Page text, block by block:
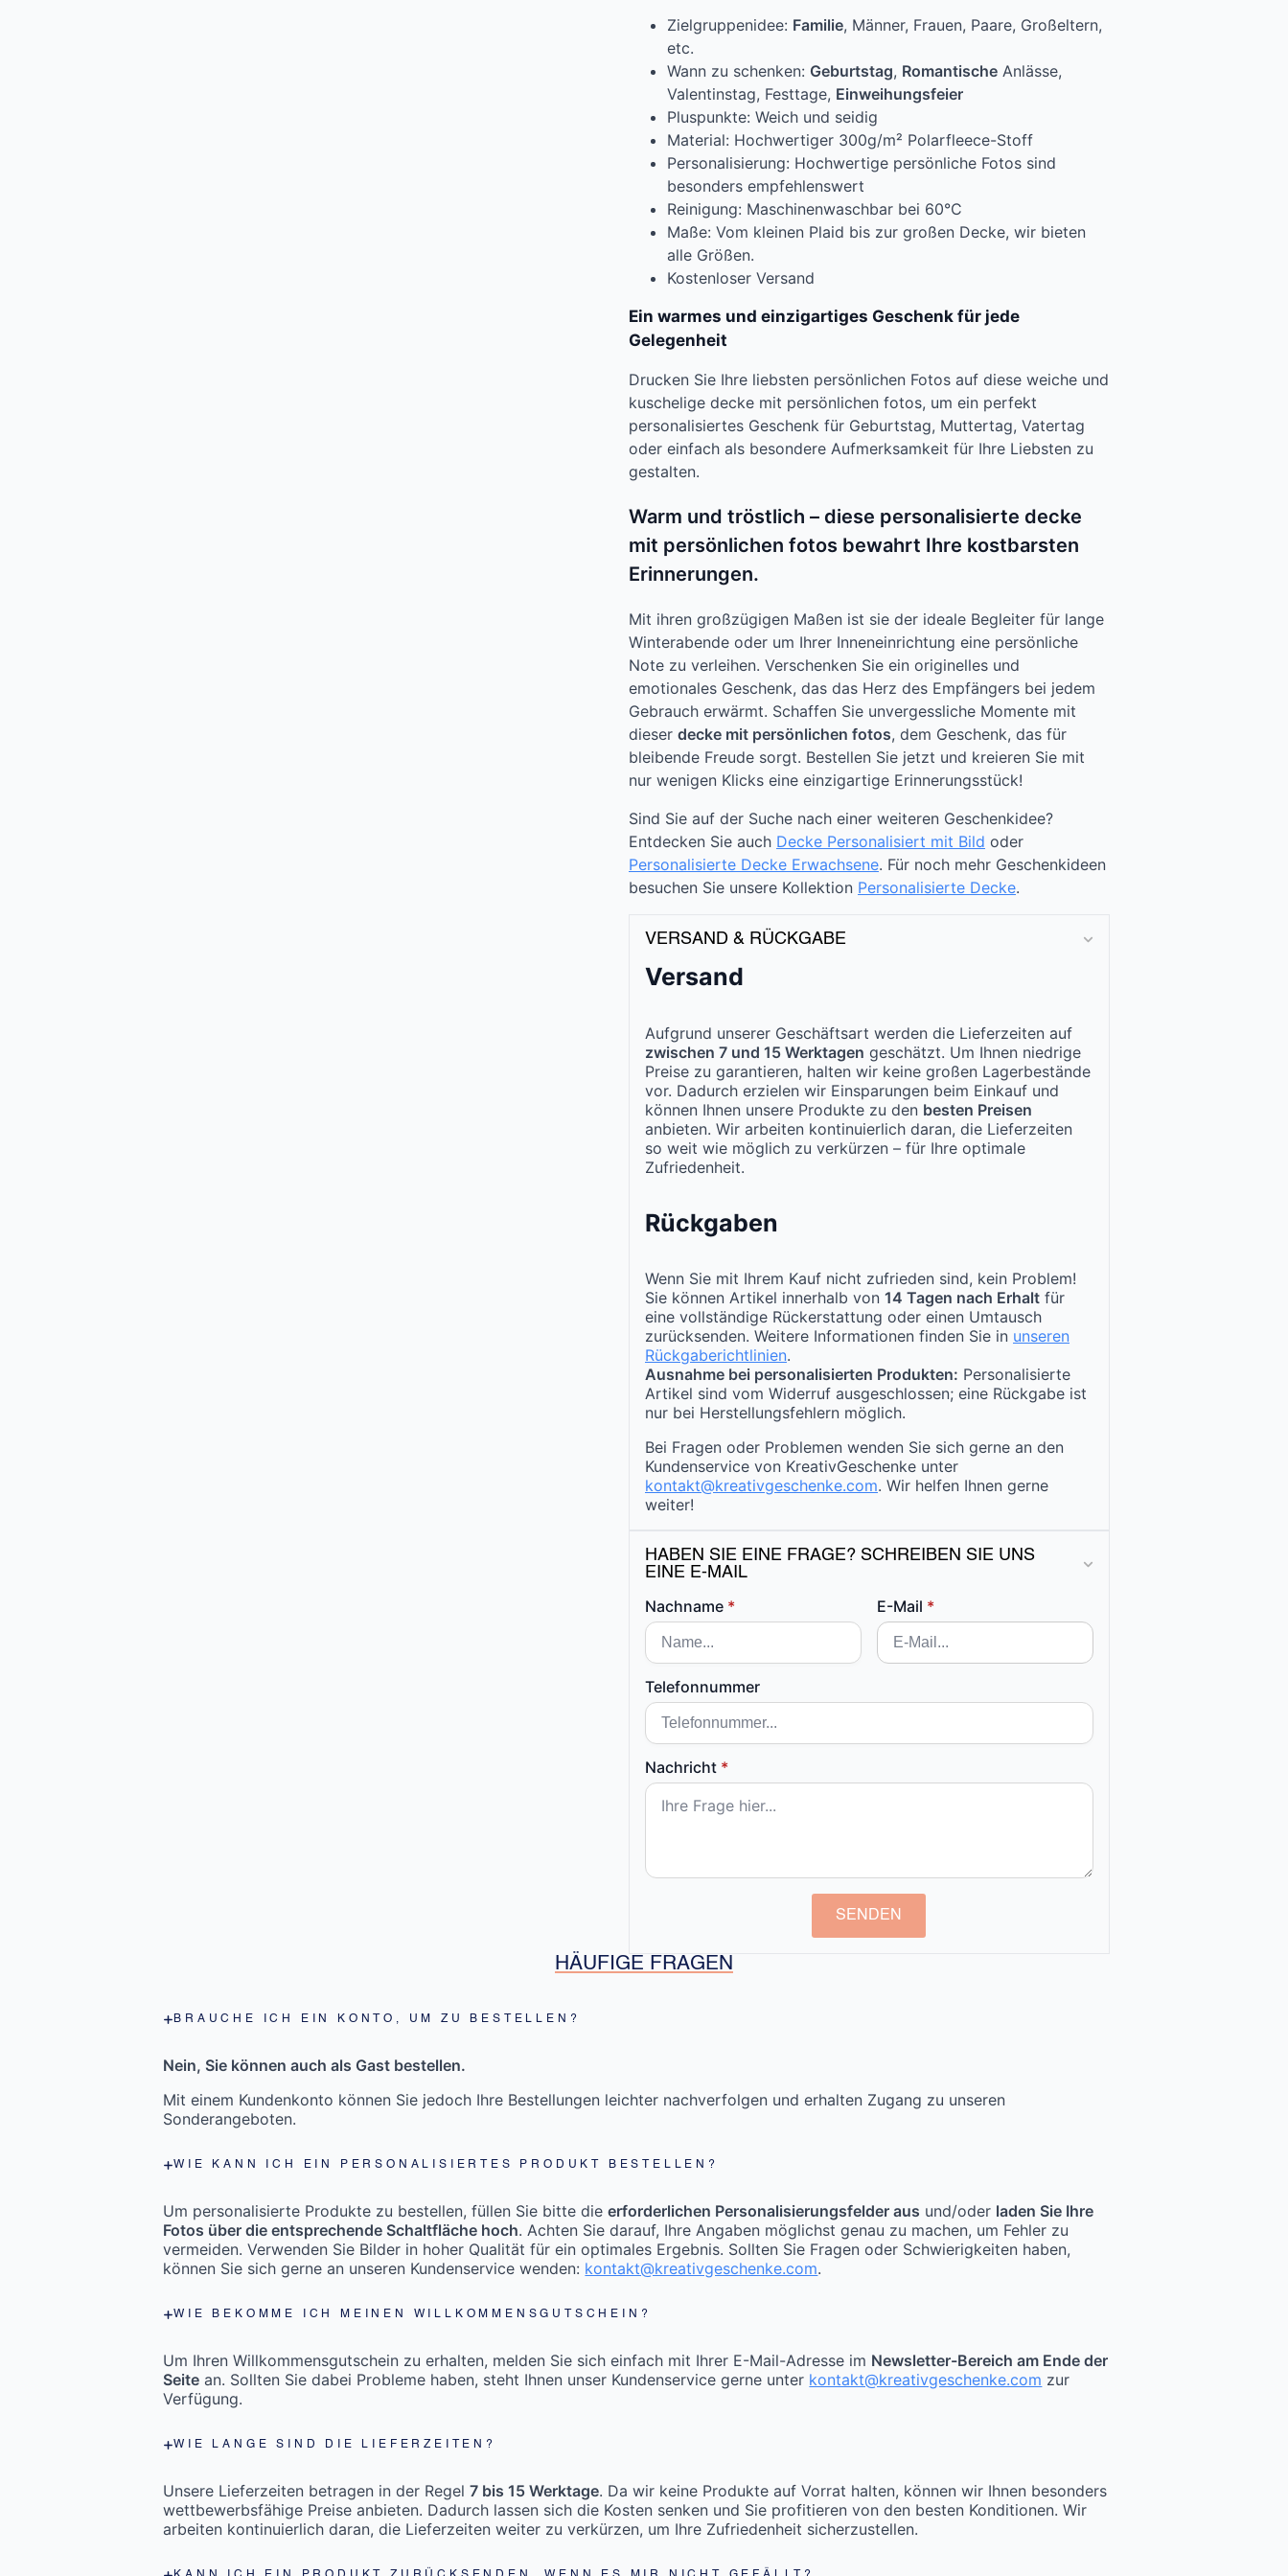
Zielgruppenidee: Familie, Männer, Frauen, Paare, Großeltern,
etc.
Wann zu schenken: Geburtstag, Romantische Anlässe,
Valentinstag, Festtage, Einweihungsfeier
Pluspunkte: Weich und seidig
Material: Hochwertiger 300g/m² Polarfleece-Stoff
Personalisierung: Hochwertige persönliche Fotos sind
besonders empfehlenswert
Reinigung: Maschinenwaschbar bei 60°C
Maße: Vom kleinen Plaid bis zur großen Decke, wir bieten
alle Größen.
Kostenloser Versand
Ein warmes und einzigartiges Geschenk für jede
Gelegenheit
Drucken Sie Ihre liebsten persönlichen Fotos auf diese weiche und
kuschelige decke mit persönlichen fotos, um ein perfekt
personalisiertes Geschenk für Geburtstag, Muttertag, Vatertag
oder einfach als besondere Aufmerksamkeit für Ihre Liebsten zu
gestalten.
Warm und tröstlich – diese personalisierte decke
mit persönlichen fotos bewahrt Ihre kostbarsten
Erinnerungen.
Mit ihren großzügigen Maßen ist sie der ideale Begleiter für lange
Winterabende oder um Ihrer Inneneinrichtung eine persönliche
Note zu verleihen. Verschenken Sie ein originelles und
emotionales Geschenk, das das Herz des Empfängers bei jedem
Gebrauch erwärmt. Schaffen Sie unvergessliche Momente mit
dieser decke mit persönlichen fotos, dem Geschenk, das für
bleibende Freude sorgt. Bestellen Sie jetzt und kreieren Sie mit
nur wenigen Klicks eine einzigartige Erinnerungsstück!
Sind Sie auf der Suche nach einer weiteren Geschenkidee?
Entdecken Sie auch Decke Personalisiert mit Bild oder
Personalisierte Decke Erwachsene. Für noch mehr Geschenkideen
besuchen Sie unsere Kollektion Personalisierte Decke.
VERSAND & RÜCKGABE
Versand
Aufgrund unserer Geschäftsart werden die Lieferzeiten auf
zwischen 7 und 15 Werktagen geschätzt. Um Ihnen niedrige
Preise zu garantieren, halten wir keine großen Lagerbestände
vor. Dadurch erzielen wir Einsparungen beim Einkauf und
können Ihnen unsere Produkte zu den besten Preisen
anbieten. Wir arbeiten kontinuierlich daran, die Lieferzeiten
so weit wie möglich zu verkürzen – für Ihre optimale
Zufriedenheit.
Rückgaben
Wenn Sie mit Ihrem Kauf nicht zufrieden sind, kein Problem!
Sie können Artikel innerhalb von 14 Tagen nach Erhalt für
eine vollständige Rückerstattung oder einen Umtausch
zurücksenden. Weitere Informationen finden Sie in unseren
Rückgaberichtlinien.
Ausnahme bei personalisierten Produkten: Personalisierte
Artikel sind vom Widerruf ausgeschlossen; eine Rückgabe ist
nur bei Herstellungsfehlern möglich.
Bei Fragen oder Problemen wenden Sie sich gerne an den
Kundenservice von KreativGeschenke unter
kontakt@kreativgeschenke.com. Wir helfen Ihnen gerne
weiter!
HABEN SIE EINE FRAGE? SCHREIBEN SIE UNS
EINE E-MAIL
Nachname * E-Mail *
Telefonnummer
Nachricht *
SENDEN
HÄUFIGE FRAGEN
BRAUCHE ICH EIN KONTO, UM ZU BESTELLEN?
Nein, Sie können auch als Gast bestellen.
Mit einem Kundenkonto können Sie jedoch Ihre Bestellungen leichter nachverfolgen und erhalten Zugang zu unseren
Sonderangeboten.
WIE KANN ICH EIN PERSONALISIERTES PRODUKT BESTELLEN?
Um personalisierte Produkte zu bestellen, füllen Sie bitte dieerforderlichen Personalisierungsfelder aus und/oder laden Sie Ihre
Fotos über die entsprechende Schaltfläche hoch. Achten Sie darauf, Ihre Angaben möglichst genau zu machen, um Fehler zu
vermeiden. Verwenden Sie Bilder in hoher Qualität für ein optimales Ergebnis. Sollten Sie Fragen oder Schwierigkeiten haben,
können Sie sich gerne an unseren Kundenservice wenden: kontakt@kreativgeschenke.com.
WIE BEKOMME ICH MEINEN WILLKOMMENSGUTSCHEIN?
Um Ihren Willkommensgutschein zu erhalten, melden Sie sich einfach mit Ihrer E-Mail-Adresse im Newsletter-Bereich am Ende der
Seite an. Sollten Sie dabei Probleme haben, steht Ihnen unser Kundenservice gerne unter kontakt@kreativgeschenke.com zur
Verfügung.
WIE LANGE SIND DIE LIEFERZEITEN?
Unsere Lieferzeiten betragen in der Regel7 bis 15 Werktage. Da wir keine Produkte auf Vorrat halten, können wir Ihnen besonders
wettbewerbsfähige Preise anbieten. Dadurch lassen sich die Kosten senken und Sie profitieren von den besten Konditionen. Wir
arbeiten kontinuierlich daran, die Lieferzeiten weiter zu verkürzen, um Ihre Zufriedenheit sicherzustellen.